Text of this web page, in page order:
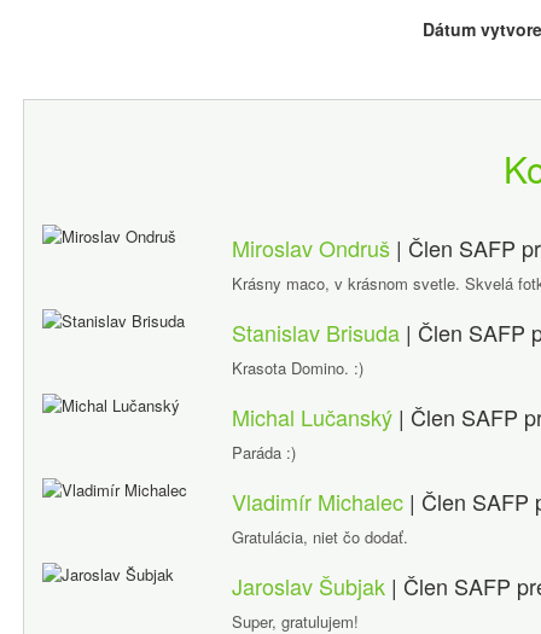
Dátum
Miroslav Ondruš| Člen SAFP
Krásny maco, v krásnom svetle. Skvelá
Stanislav Brisuda| Člen SAFP
Krasota Domino. :)
Michal Lučanský| Člen SAFP
Paráda :)
Vladimír Michalec| Člen SAFP
Gratulácia, niet čo dodať.
Jaroslav Šubjak| Člen SAFP
Super, gratulujem!